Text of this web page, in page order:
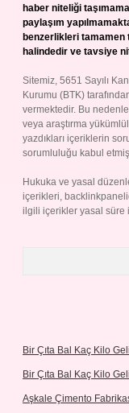
haber niteliği
paylaşım
benzerlikleri
halindedir ve tavsiye
Sitemiz, 5651 Sayılı
Kurumu (BTK)
vermektedir. Bu
veya araştırma
yazdıkları içeriklerin
sorumluluğu kabul etmiş
Hukuka ve yasal
içerikleri,
ilgili içerikler yasal süre
Bir Çıta Bal Kaç Kilo
Bir Çıta Bal Kaç Kilo
Aşkale Çimento